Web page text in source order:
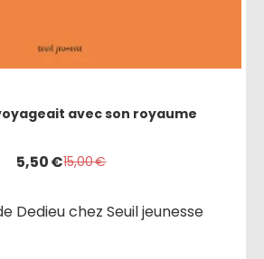
avec son royaume
5,50€15,00€
Dedieu chez Seuil jeunesse